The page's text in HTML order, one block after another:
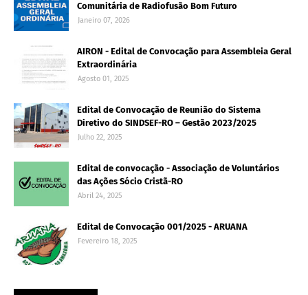
Comunitária de Radiofusão Bom Futuro
Janeiro 07, 2026
AIRON - Edital de Convocação para Assembleia Geral
Extraordinária
Agosto 01, 2025
Edital de Convocação de Reunião do Sistema
Diretivo do SINDSEF-RO – Gestão 2023/2025
Julho 22, 2025
Edital de convocação - Associação de Voluntários
das Ações Sócio Cristã-RO
Abril 24, 2025
Edital de Convocação 001/2025 - ARUANA
Fevereiro 18, 2025